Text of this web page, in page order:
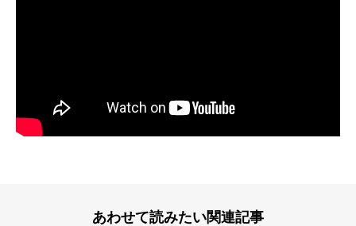
あわせて読みたい関連記事